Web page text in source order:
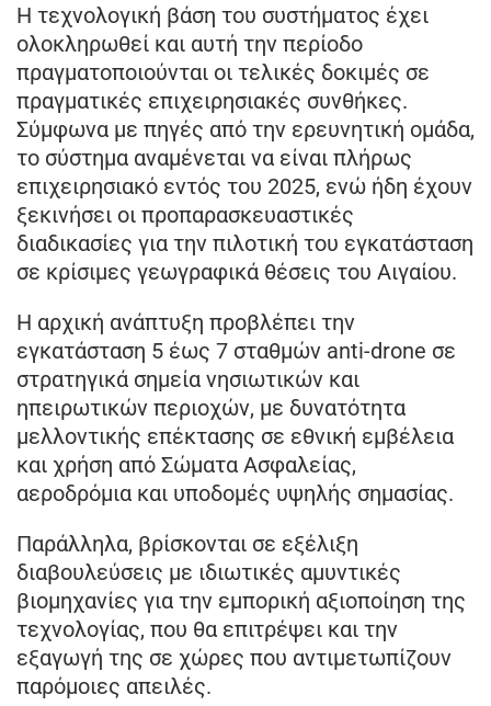
Η τεχνολογική βάση του συστήματος έχει
ολοκληρωθεί και αυτή την περίοδο
πραγματοποιούνται οι τελικές δοκιμές σε
πραγματικές επιχειρησιακές συνθήκες.
Σύμφωνα με πηγές από την ερευνητική ομάδα,
το σύστημα αναμένεται να είναι πλήρως
επιχειρησιακό εντός του 2025, ενώ ήδη έχουν
ξεκινήσει οι προπαρασκευαστικές
διαδικασίες για την πιλοτική του εγκατάσταση
σε κρίσιμες γεωγραφικά θέσεις του Αιγαίου.
Η αρχική ανάπτυξη προβλέπει την
εγκατάσταση 5 έως 7 σταθμών anti-drone σε
στρατηγικά σημεία νησιωτικών και
ηπειρωτικών περιοχών, με δυνατότητα
μελλοντικής επέκτασης σε εθνική εμβέλεια
και χρήση από Σώματα Ασφαλείας,
αεροδρόμια και υποδομές υψηλής σημασίας.
Παράλληλα, βρίσκονται σε εξέλιξη
διαβουλεύσεις με ιδιωτικές αμυντικές
βιομηχανίες για την εμπορική αξιοποίηση της
τεχνολογίας, που θα επιτρέψει και την
εξαγωγή της σε χώρες που αντιμετωπίζουν
παρόμοιες απειλές.